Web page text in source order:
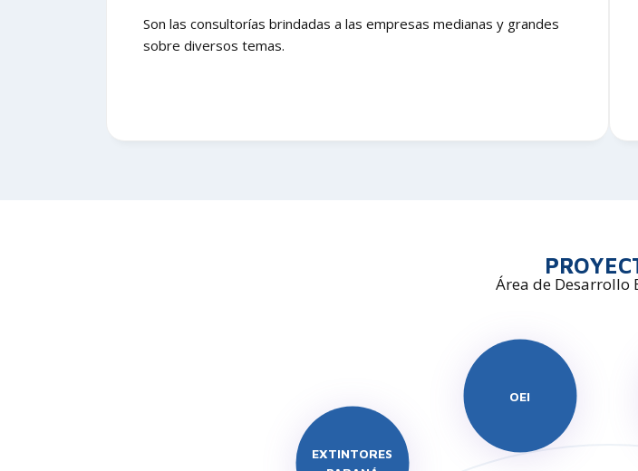
Son las consultorías brindadas a las empresas medianas y grandes
sobre diversos temas.
Área de Desarrollo
EXTINTORES
OEI